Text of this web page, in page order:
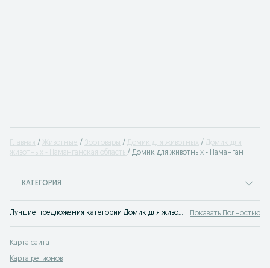
Главная Животные Зоотовары Домик для животных
Домик для
животных - Наманганская область
Домик для животных - Наманган
КАТЕГОРИЯ
Лучшие предложения категории Домик для животных Наманган. Большой выбор товаров и услуг по выгодным ценам на OLX! Множество предложений на OLX.uz! Показать Полностью
Карта сайта
Карта регионов